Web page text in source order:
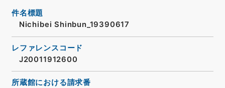
件名標題
Nichibei Shinbun_19390617
レファレンスコード
J20011912600
所蔵館における請求番